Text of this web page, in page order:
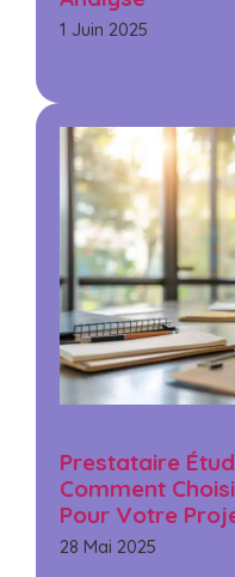
1 Juin 2025
Prestataire
Comment
Pour Votre
28 Mai 2025